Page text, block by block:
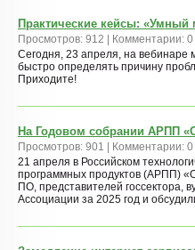
Практические кейсы: «Умный
Просмотров: 912 | Комментарии: 0
Сегодня, 23 апреля, на вебинаре
быстро определять причину
Приходите!
На Годовом собрании АРПП
Просмотров: 901 | Комментарии: 0
21 апреля в Российском
программных продуктов (АРПП)
ПО, представителей госсектора,
Ассоциации за 2025 год и